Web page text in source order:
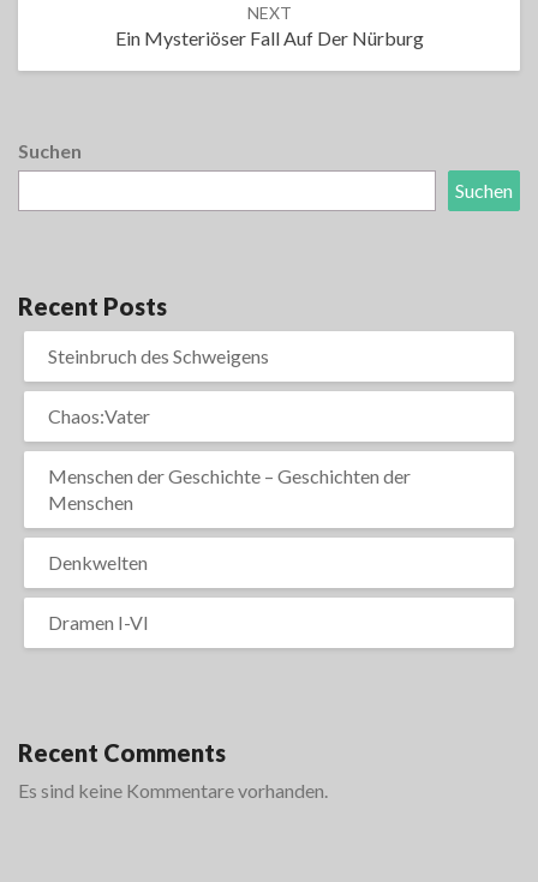
NEXT
Ein Mysteriöser Fall Auf Der Nürburg
Suchen
Suchen
Recent Posts
Steinbruch des Schweigens
Chaos:Vater
Menschen der Geschichte – Geschichten der
Menschen
Denkwelten
Dramen I-VI
Recent Comments
Es sind keine Kommentare vorhanden.